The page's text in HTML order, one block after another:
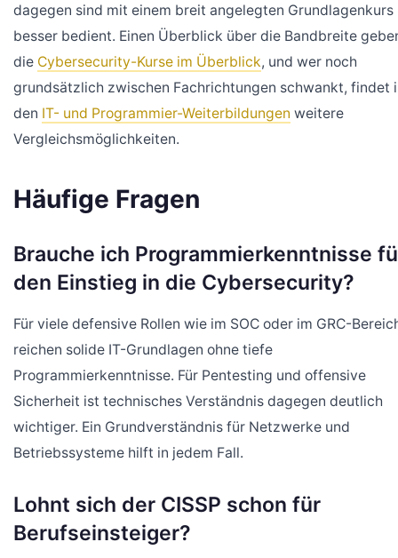
dagegen sind mit einem breit angelegten Grundlagenkurs
besser bedient. Einen Überblick über die Bandbreite
die Cybersecurity-Kurse im Überblick, und wer noch
grundsätzlich zwischen Fachrichtungen schwankt, findet
den IT- und Programmier-Weiterbildungen weitere
Vergleichsmöglichkeiten.
Häufige Fragen
Brauche ich Programmierkenntnisse
den Einstieg in die Cybersecurity?
Für viele defensive Rollen wie im SOC oder im GRC-
reichen solide IT-Grundlagen ohne tiefe
Programmierkenntnisse. Für Pentesting und offensive
Sicherheit ist technisches Verständnis dagegen deutlich
wichtiger. Ein Grundverständnis für Netzwerke und
Betriebssysteme hilft in jedem Fall.
Lohnt sich der CISSP schon für
Berufseinsteiger?